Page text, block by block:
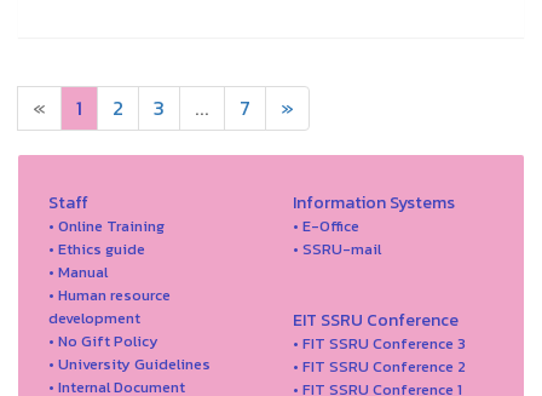
« 1 2 3 ... 7 »
Staff
• Online Training
• Ethics guide
• Manual
• Human resource
development
• No Gift Policy
• University Guidelines
• Internal Document
Information Systems
• E-Office
• SSRU-mail
EIT SSRU Conference
• FIT SSRU Conference 3
• FIT SSRU Conference 2
• FIT SSRU Conference 1